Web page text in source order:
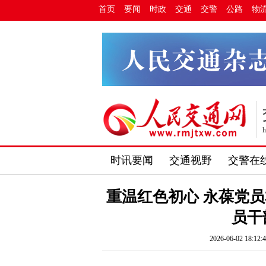
首页 要闻 时政 交通 交警 公路 物
时讯要闻 交通视野 交警在
重温红色初心 永葆党
员
2026-06-02